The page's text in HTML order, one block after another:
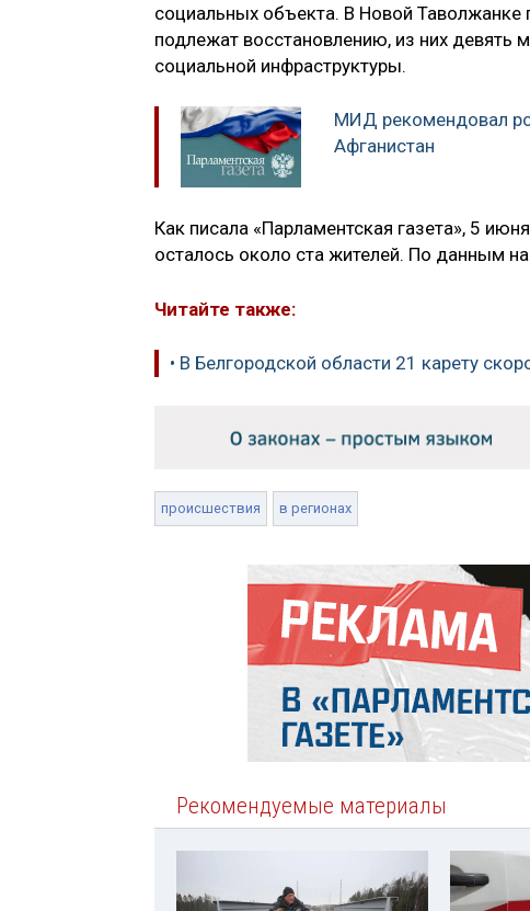
социальных объекта. В Новой
подлежат восстановлению, из них
социальной инфраструктуры.
МИД рекомендовал
Афганистан
Как писала «Парламентская газета», 5
осталось около ста жителей. По данным
Читайте также:
• В Белгородской области 21 карету
происшествия в регионах
Рекомендуемые материалы